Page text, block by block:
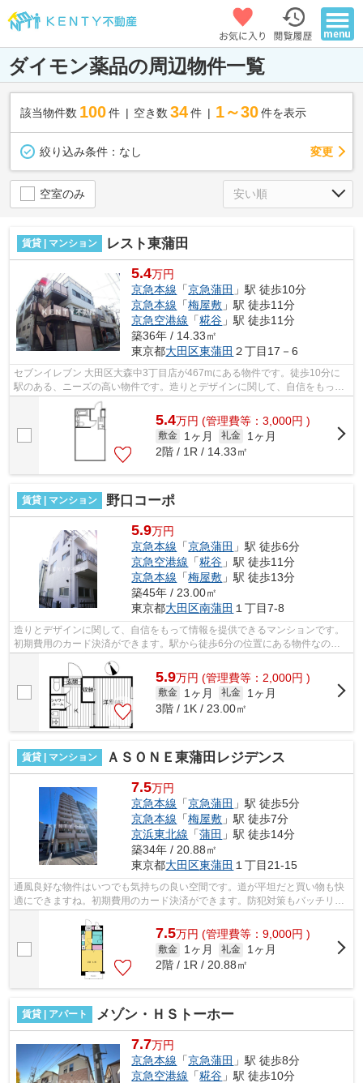
ダイモン薬品の周辺物件一覧
該当物件数 100件 空き数 34 件 1～30 件を表示
絞り込み条件： なし 変更
空室のみ
賃貸 | マンション レスト東蒲田
5.4万円
京急本線 「京急蒲田 」駅 徒歩10分
京急本線 「梅屋敷 」駅 徒歩11分
京急空港線 「糀谷 」駅 徒歩11分
築36年 / 14.33㎡
東京都大田区東蒲田 ２丁目17－6
セブンイレブン 大田区大森中3丁目店が467mにある物件です。徒歩10分に
駅のある、ニーズの高い物件です。造りとデザインに関して、自信をもって
情報を提供できるマンションです。平坦...
5.4万円 (管理費等：3,000円 )
敷金 1ヶ月 礼金
1ヶ月
2階 / 1R / 14.33㎡
賃貸 | マンション 野口コーポ
5.9万円
京急本線 「京急蒲田 」駅 徒歩6分
京急空港線 「糀谷 」駅 徒歩11分
京急本線 「梅屋敷 」駅 徒歩13分
築45年 / 23.00㎡
東京都大田区南蒲田 １丁目7-8
造りとデザインに関して、自信をもって情報を提供できるマンションです。
初期費用のカード決済ができます。駅から徒歩6分の位置にある物件なの
5.9万円 (管理費等：2,000円 )
敷金 1ヶ月 礼金
1ヶ月
3階 / 1K / 23.00㎡
賃貸 | マンション ＡＳＯＮＥ東蒲田レジデンス
7.5万円
京急本線 「京急蒲田 」駅 徒歩5分
京急本線 「梅屋敷 」駅 徒歩7分
京浜東北線 「蒲田 」駅 徒歩14分
築34年 / 20.88㎡
東京都大田区東蒲田 １丁目21-15
通風良好な物件はいつでも気持ちの良い空間です。道が平坦だと買い物も快
適にできますね。初期費用のカード決済ができます。防犯対策もバッチリな
マンションタイプの物件です。徒歩5分...
7.5万円 (管理費等：9,000円 )
敷金 1ヶ月 礼金
1ヶ月
2階 / 1R / 20.88㎡
賃貸 | アパート メゾン・ＨＳトーホー
7.7万円
京急本線 「京急蒲田 」駅 徒歩8分
京急空港線 「糀谷 」駅 徒歩10分